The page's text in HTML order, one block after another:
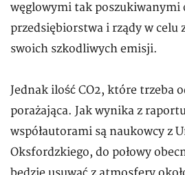
węglowymi tak poszukiwanymi
przedsiębiorstwa i rządy w celu
swoich szkodliwych emisji.
Jednak ilość CO2, które trzeba
porażająca. Jak wynika z
współautorami są naukowcy z
Oksfordzkiego, do połowy